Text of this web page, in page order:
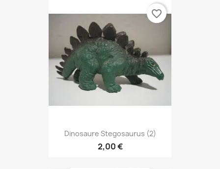
Dinosaure Stegosaurus (2)
2,00 €
favorite_border